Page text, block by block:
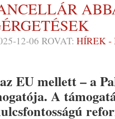
12-06 ROVAT: HÍREK -
EU mellett – a
A